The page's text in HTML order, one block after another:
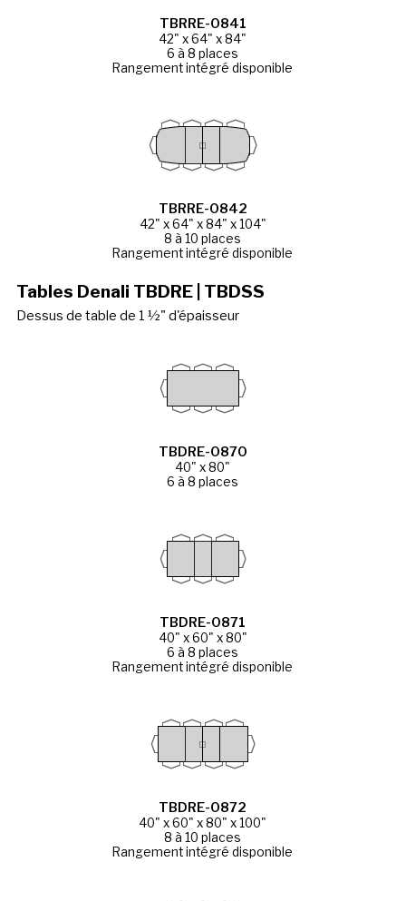
TBRRE-0841
42" x 64" x 84"
6 à 8 places
Rangement intégré disponible
TBRRE-0842
42" x 64" x 84" x 104"
8 à 10 places
Rangement intégré disponible
Tables Denali TBDRE | TBDSS
Dessus de table de 1 ½" d'épaisseur
TBDRE-0870
40" x 80"
6 à 8 places
TBDRE-0871
40" x 60" x 80"
6 à 8 places
Rangement intégré disponible
TBDRE-0872
40" x 60" x 80" x 100"
8 à 10 places
Rangement intégré disponible